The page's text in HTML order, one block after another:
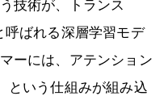
技術が、トランス
呼ばれる深層学習モデ
ーには、アテンション
という仕組みが組み込